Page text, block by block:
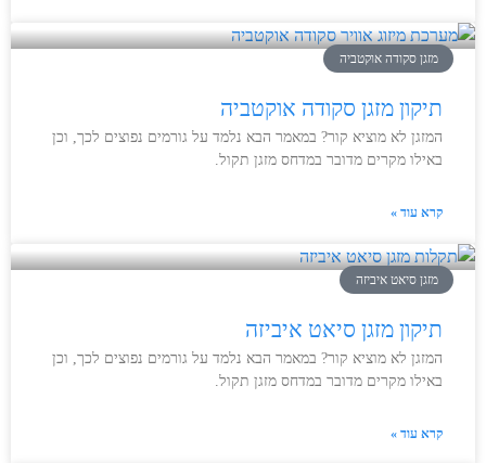
מזגן סקודה אוקטביה
תיקון מזגן סקודה אוקטביה
המזגן לא מוציא קור? במאמר הבא נלמד על גורמים נפוצים לכך, וכן
באילו מקרים מדובר במדחס מזגן תקול.
קרא עוד »
מזגן סיאט איביזה
תיקון מזגן סיאט איביזה
המזגן לא מוציא קור? במאמר הבא נלמד על גורמים נפוצים לכך, וכן
באילו מקרים מדובר במדחס מזגן תקול.
קרא עוד »